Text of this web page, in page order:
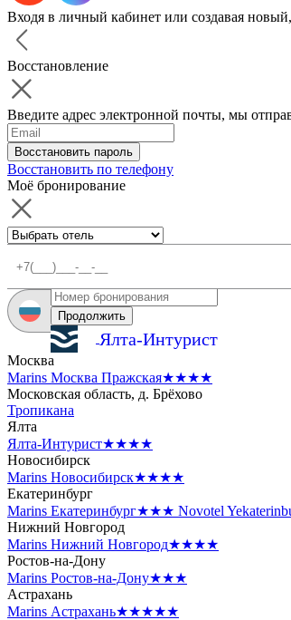
Входя в личный кабинет или создавая
Восстановление
Введите адрес электронной почты, мы
Восстановить пароль
Восстановить по телефону
Моё бронирование
Продолжить
Ялта-Интурист
Москва
Marins Москва Пражская★★★★
Московская область, д. Брёхово
Тропикана
Ялта
Ялта-Интурист★★★★
Новосибирск
Marins Новосибирск★★★★
Екатеринбург
Marins Екатеринбург★★★ Novotel
Нижний Новгород
Marins Нижний Новгород★★★★
Ростов-на-Дону
Marins Ростов-на-Дону★★★
Астрахань
Marins Астрахань★★★★★